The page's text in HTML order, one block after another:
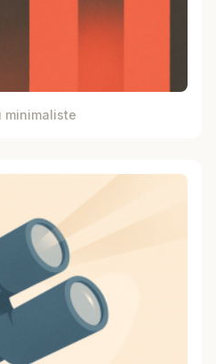
minimaliste